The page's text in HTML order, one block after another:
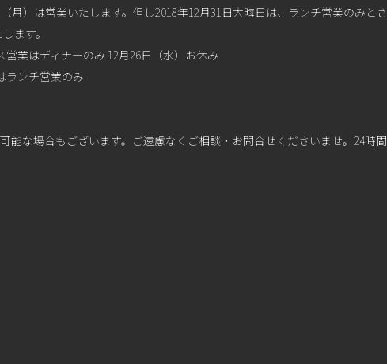
月）は営業いたします。但し2018年12月31日大晦日は、ランチ営業のみとさ
ます。
業はディナーのみ 12月26日（水）お休み
ランチ営業のみ
能な場合もございます。ご遠慮なくご相談・お問合せくださいませ。24時間